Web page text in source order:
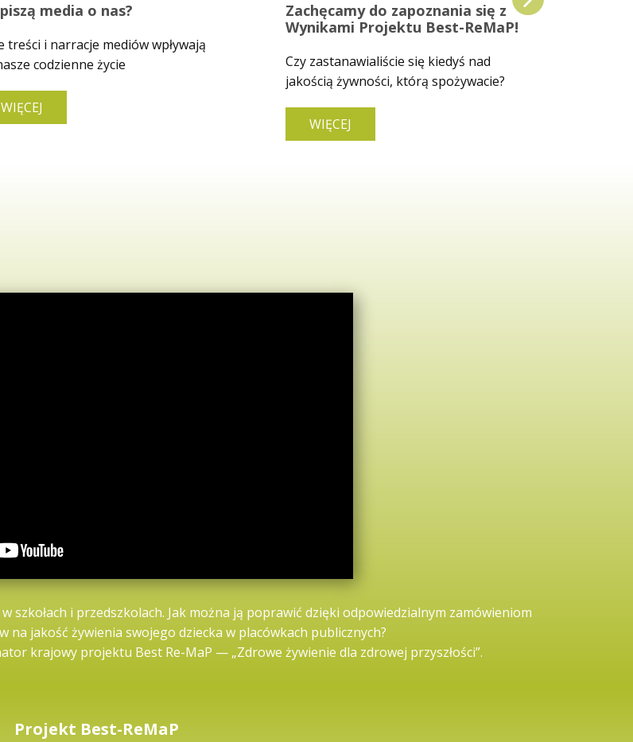
media o nas?
treści i narracje mediów wpływają
codzienne życie
WIĘCEJ
Zachęcamy do zapoznania się z
Wynikami Projektu Best-ReMaP!
Czy zastanawialiście się kiedyś nad
jakością żywności, którą spożywacie?
WIĘCEJ
szkołach i przedszkolach. Jak można ją poprawić dzięki odpowiedzialnym zamówieniom
na jakość żywienia swojego dziecka w placówkach publicznych?
krajowy projektu Best Re-MaP — „Zdrowe żywienie dla zdrowej przyszłości”.
Projekt Best-ReMaP